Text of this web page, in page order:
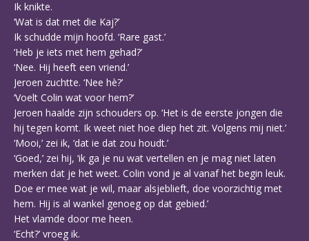
Ik knikte.
‘Wat is dat met die Kaj?’
Ik schudde mijn hoofd. ‘Rare gast.’
‘Heb je iets met hem gehad?’
‘Nee. Hij heeft een vriend.’
Jeroen zuchtte. ‘Nee hè?’
‘Voelt Colin wat voor hem?’
Jeroen haalde zijn schouders op. ‘Het is de eerste jongen die
hij tegen komt. Ik weet niet hoe diep het zit. Volgens mij niet.’
‘Mooi,’ zei ik, ‘dat ie dat zou houdt.’
‘Goed,’ zei hij, ‘ik ga je nu wat vertellen en je mag niet laten
merken dat je het weet. Colin vond je al vanaf het begin leuk.
Doe er mee wat je wil, maar alsjeblieft, doe voorzichtig met
hem. Hij is al wankel genoeg op dat gebied.’
Het vlamde door me heen.
‘Echt?’ vroeg ik.